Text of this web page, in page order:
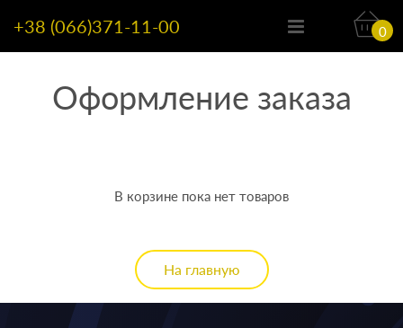
+38 (066)371-11-00 0
Оформление заказа
В корзине пока нет товаров
На главную